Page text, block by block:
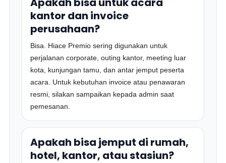
kantor dan invoice
perusahaan?
Bisa. Hiace Premio sering digunakan untuk
perjalanan corporate, outing kantor, meeting luar
kota, kunjungan tamu, dan antar jemput peserta
acara. Untuk kebutuhan invoice atau penawaran
resmi, silakan sampaikan kepada admin saat
pemesanan.
Apakah bisa jemput di rumah,
hotel, kantor, atau stasiun?